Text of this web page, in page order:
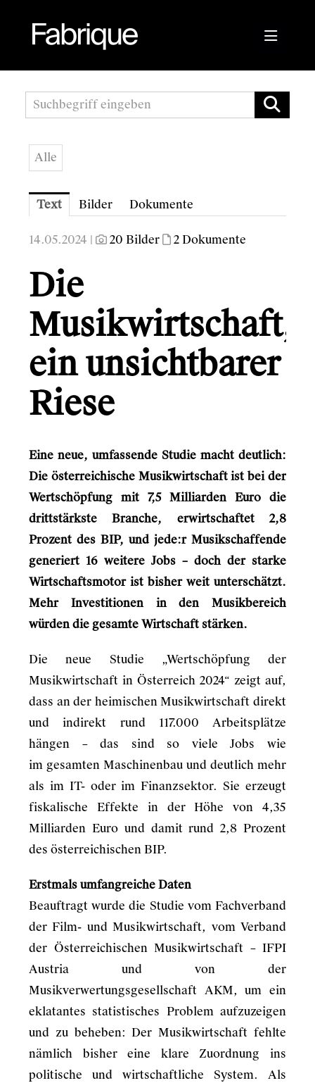
Pressemitteilungen
Fabrique Agency
Bioblo
Sunshine Mastering
Austrian Audio
Gründerio
Learning Hospital
Friends in Flats
Monsterfreunde
Info
Kontakt
Alle
Text Bilder Dokumente
14.05.2024 | 20 Bilder 2 Dokumente
Die
Musikwirtschaft,
ein unsichtbarer
Riese
Eine neue, umfassende Studie macht deutlich:
Die österreichische Musikwirtschaft ist bei der
Wertschöpfung mit 7,5 Milliarden Euro die
drittstärkste Branche, erwirtschaftet 2,8
Prozent des BIP, und jede:r Musikschaffende
generiert 16 weitere Jobs – doch der starke
Wirtschaftsmotor ist bisher weit unterschätzt.
Mehr Investitionen in den Musikbereich
würden die gesamte Wirtschaft stärken.
Die neue Studie „Wertschöpfung der
Musikwirtschaft in Österreich 2024“ zeigt auf,
dass an der heimischen Musikwirtschaft direkt
und indirekt rund 117.000 Arbeitsplätze
hängen – das sind so viele Jobs wie
im gesamten Maschinenbau und deutlich mehr
als im IT- oder im Finanzsektor. Sie erzeugt
fiskalische Effekte in der Höhe von 4,35
Milliarden Euro und damit rund 2,8 Prozent
des österreichischen BIP.
Erstmals umfangreiche Daten
Beauftragt wurde die Studie vom Fachverband
der Film- und Musikwirtschaft, vom Verband
der Österreichischen Musikwirtschaft – IFPI
Austria und von der
Musikverwertungsgesellschaft AKM, um ein
eklatantes statistisches Problem aufzuzeigen
und zu beheben: Der Musikwirtschaft fehlte
nämlich bisher eine klare Zuordnung ins
politische und wirtschaftliche System. Als